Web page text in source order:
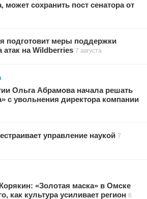
сохранить пост сенатора от
подготовит меры поддержки
атак на Wildberries 7 августа
Ольга Абрамова начала решать
с увольнения директора компании
управление наукой 7
«Золотая маска» в Омске
как культура усиливает регион 6